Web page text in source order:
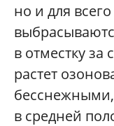
но и для
в отместку
растет
бесснежными,
в средней